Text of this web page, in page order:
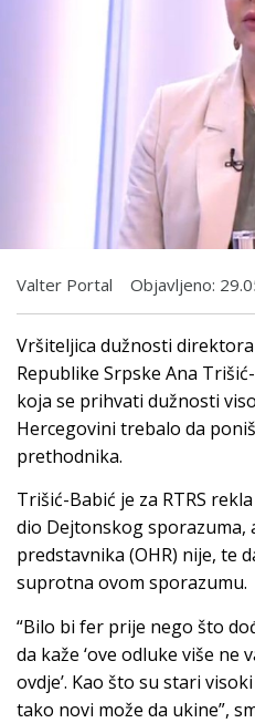
Valter Portal Objavljeno:
Vršiteljica dužnosti
Republike Srpske Ana
koja se prihvati dužnosti
Hercegovini trebalo da
prethodnika.
Trišić-Babić je za RTRS
dio Dejtonskog sporazuma,
predstavnika (OHR) nije, te
suprotna ovom sporazumu.
“Bilo bi fer prije nego što
da kaže ‘ove odluke više ne
ovdje’. Kao što su stari
tako novi može da ukine”,